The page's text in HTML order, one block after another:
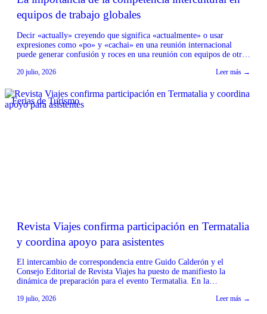
equipos de trabajo globales
Decir «actually» creyendo que significa «actualmente» o usar
expresiones como «po» y «cachai» en una reunión internacional
puede generar confusión y roces en una reunión con equipos de otros
intercultural es tan importante como hablar inglés para trabajar de
20 julio, 2026 Leer más →
Ferias de Turismo
Revista Viajes confirma participación en Termatalia
y coordina apoyo para asistentes
El intercambio de correspondencia entre Guido Calderón y el
Consejo Editorial de Revista Viajes ha puesto de manifiesto la
dinámica de preparación para el evento Termatalia. En la
Revista Viajes, confirmó su participación en la próxima edición de
19 julio, 2026 Leer más →